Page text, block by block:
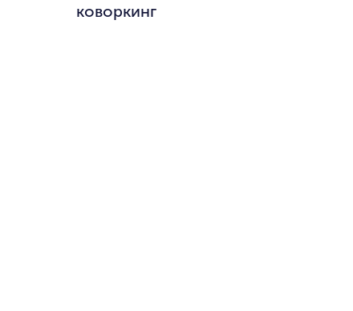
коворкинг